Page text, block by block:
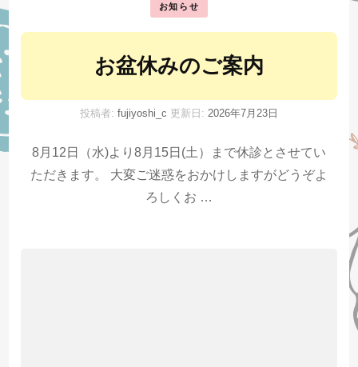
お知らせ
お盆休みのご案内
投稿者: fujiyoshi_c 更新日: 2026年7月23日
8月12日（水)より8月15日(土）まで休診とさせてい
ただきます。 大変ご迷惑をおかけしますがどうぞよ
ろしくお …